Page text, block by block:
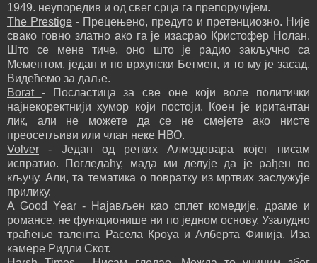
1949. неупоредив и од свег срца га препоручујем.
The Prestige - Прецењено, предуго и претенциозно. Није
свако говно златно ако га је изасрао Кристофер Нолан.
Што се мене тиче, оно што је радио закључно са
Мементом, један и по врхунски Бетмен, и то му је засад.
Видећемо за даље.
Borat - Посластица за све оне који воле политички
најнекоректнији хумор који постоји. Коен је иритантан
лик, али не можете да се не смејете ако нисте
преосетљиви или члан неке НВО.
Volver - Један од ретких Алмодовара којег нисам
испратио. Погледаћу, мада ми делује да је рађен по
кључу. Али, та тематика о повратку из мртвих заслужује
прилику.
A Good Year - Најављен као сплет комедије, драме и
романсе, не функционише ни по једном основу. Узалудно
траћење талента Расела Кроуа и Алберта Финија. Иза
камере Ридли Скот.